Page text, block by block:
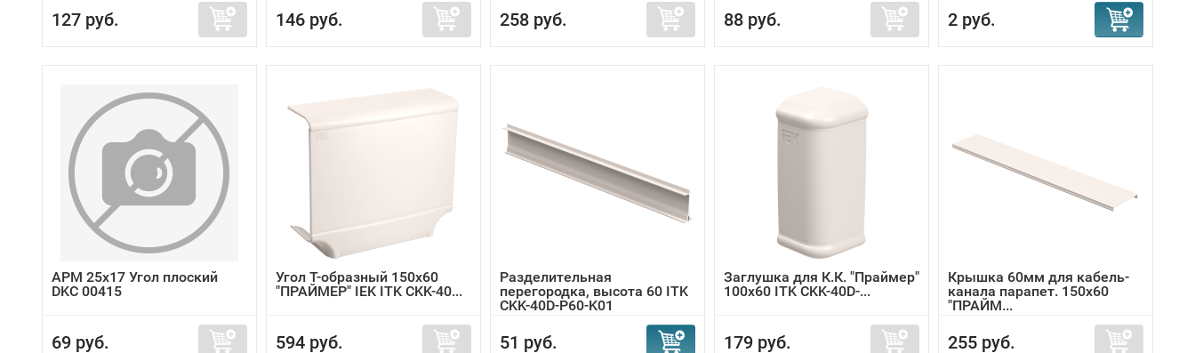
127 руб. 146 руб. 258 руб. 88 руб. 2 руб.
APM 25x17 Угол плоский
DKC 00415
69 руб.
Угол Т-образный 150х60
"ПРАЙМЕР" IEK ITK CKK-40...
594 руб.
Разделительная
перегородка, высота 60 ITK
CKK-40D-P60-K01
51 руб.
Заглушка для К.К. "Праймер"
100х60 ITK CKK-40D-...
179 руб.
Крышка 60мм для кабель-
канала парапет. 150х60
"ПРАЙМ...
255 руб.